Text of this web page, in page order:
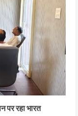
पर रहा भारत